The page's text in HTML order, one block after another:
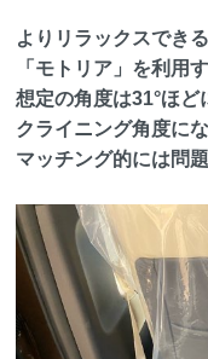
よりリラックスでき
「モトリア」を利用
想定の角度は31°ほど
クライニング角度にな
マッチング的には問